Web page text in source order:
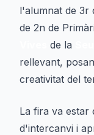
l'alumnat de 3r
de 2n de
de la
rellevant,
creativitat del
La fira va estar
d'intercanvi i